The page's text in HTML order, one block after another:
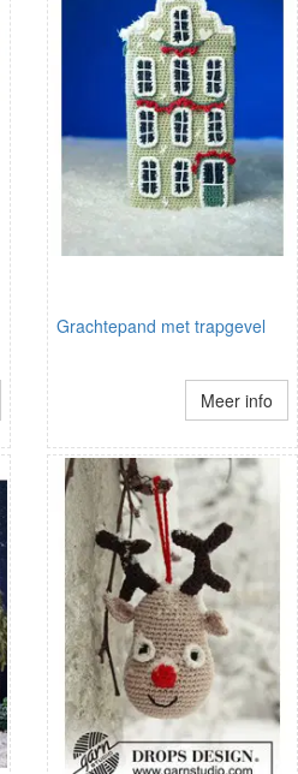
Grachtepand met trapgevel
Meer info